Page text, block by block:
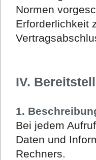
Normen
Erforderlichkeit
IV.
1.
Bei jedem
Daten und
Rechners.